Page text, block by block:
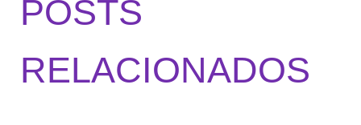
POSTS
RELACIONADOS